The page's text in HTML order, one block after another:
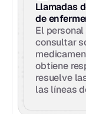
Llamadas
de
El
consultar
obtiene
resuelve
las líneas